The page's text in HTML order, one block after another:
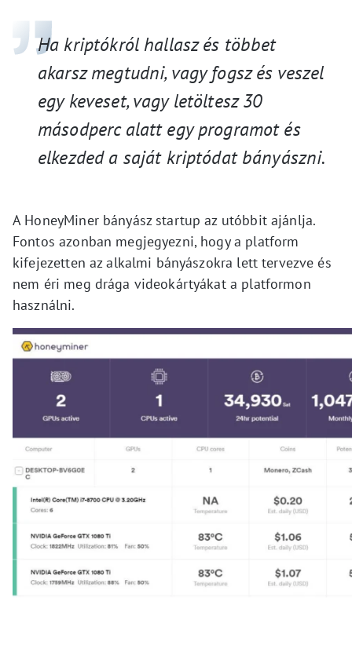
Ha kriptókról hallasz és többet
akarsz megtudni, vagy fogsz és veszel
egy keveset, vagy letöltesz 30
másodperc alatt egy programot és
elkezded a saját kriptódat bányászni.
A HoneyMiner bányász startup az utóbbit ajánlja.
Fontos azonban megjegyezni, hogy a platform
kifejezetten az alkalmi bányászokra lett tervezve és
nem éri meg drága videokártyákat a platformon
használni.